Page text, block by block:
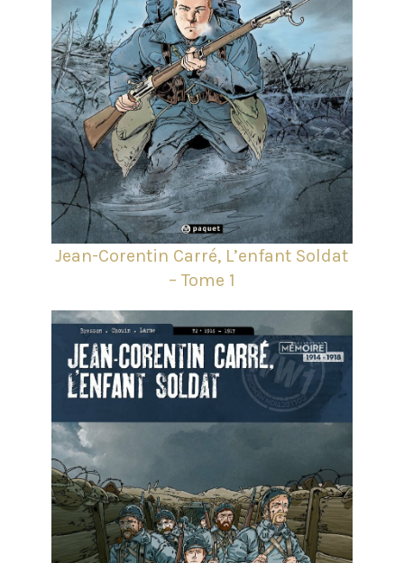
Jean-Corentin Carré, L’enfant Soldat
– Tome 1